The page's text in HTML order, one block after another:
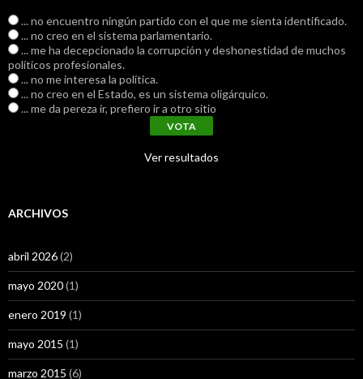
... no encuentro ningún partido con el que me sienta identificado.
... no creo en el sistema parlamentario.
... me ha decepcionado la corrupción y deshonestidad de muchos
políticos profesionales.
... no me interesa la política.
... no creo en el Estado, es un sistema oligárquico.
... me da pereza ir, prefiero ir a otro sitio
Ver resultados
ARCHIVOS
abril 2026(2)
mayo 2020(1)
enero 2019 (1)
mayo 2015 (1)
marzo 2015 (6)